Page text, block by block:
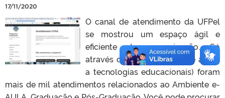
17/11/2020
O canal de atendimento da UFPel
se mostrou um espaço ágil e
eficiente de comunicação. Só
através do NATE (Núcleo de apoio
a tecnologias educacionais) foram
mais de mil atendimentos relacionados ao Ambiente e-